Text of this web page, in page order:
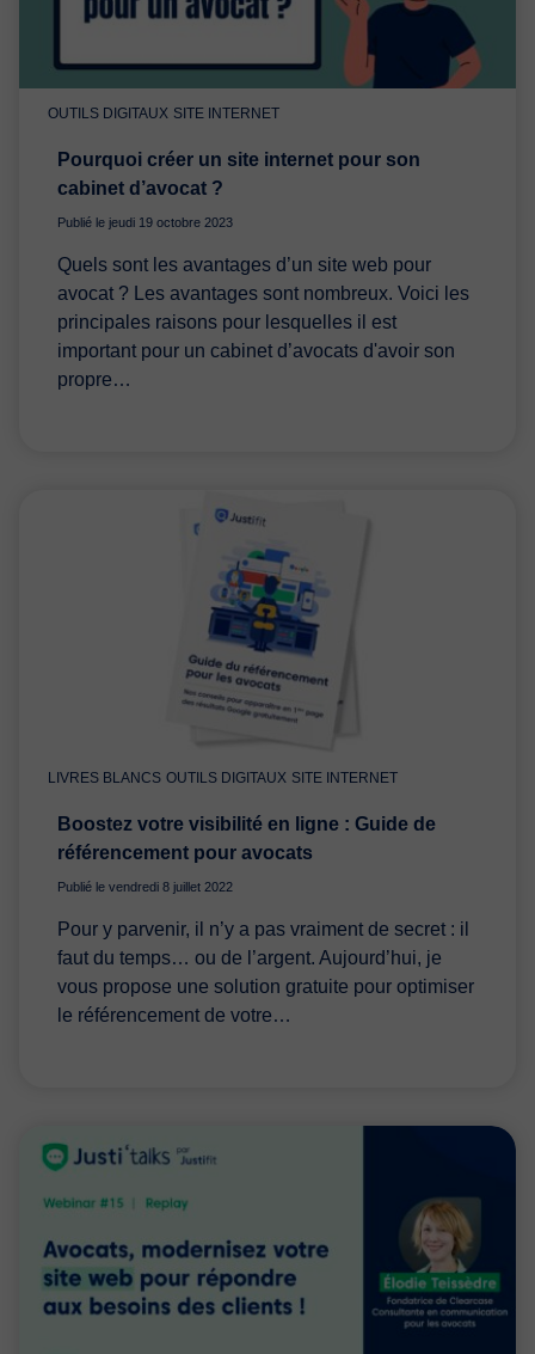
OUTILS DIGITAUX SITE INTERNET
Pourquoi créer un site internet pour son
cabinet d’avocat ?
Publié le jeudi 19 octobre 2023
Quels sont les avantages d’un site web pour
avocat ? Les avantages sont nombreux. Voici les
principales raisons pour lesquelles il est
important pour un cabinet d’avocats d'avoir son
propre…
LIVRES BLANCS OUTILS DIGITAUX SITE INTERNET
Boostez votre visibilité en ligne : Guide de
référencement pour avocats
Publié le vendredi 8 juillet 2022
Pour y parvenir, il n’y a pas vraiment de secret : il
faut du temps… ou de l’argent. Aujourd’hui, je
vous propose une solution gratuite pour optimiser
le référencement de votre…